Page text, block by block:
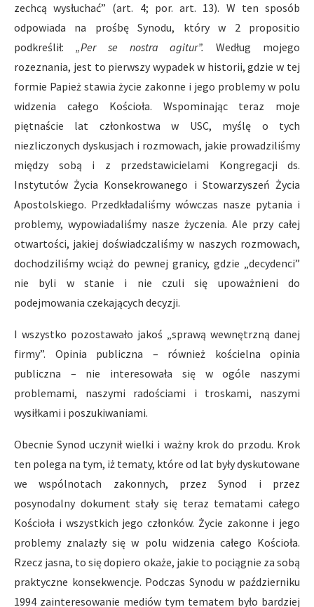
zechcą wysłuchać” (art. 4; por. art. 13). W ten sposób
odpowiada na prośbę Synodu, który w 2 propositio
podkreślił: „Per se nostra agitur”.
Według mojego
rozeznania, jest to pierwszy wypadek w historii, gdzie w tej
formie Papież stawia życie zakonne i jego problemy w polu
widzenia całego Kościoła. Wspominając teraz moje
piętnaście lat członkostwa w USC, myślę o tych
niezliczonych dyskusjach i rozmowach, jakie prowadziliśmy
między sobą i z przedstawicielami Kongregacji ds.
Instytutów Życia Konsekrowanego i Stowarzyszeń Życia
Apostolskiego. Przedkładaliśmy wówczas nasze pytania i
problemy, wypowiadaliśmy nasze życzenia. Ale przy całej
otwartości, jakiej doświadczaliśmy w naszych rozmowach,
dochodziliśmy wciąż do pewnej granicy, gdzie „decydenci”
nie byli w stanie i nie czuli się upoważnieni do
podejmowania czekających decyzji.
I wszystko pozostawało jakoś „sprawą wewnętrzną danej
firmy”. Opinia publiczna – również kościelna opinia
publiczna – nie interesowała się w ogóle naszymi
problemami, naszymi radościami i troskami, naszymi
wysiłkami i poszukiwaniami.
Obecnie Synod uczynił wielki i ważny krok do przodu. Krok
ten polega na tym, iż tematy, które od lat były dyskutowane
we wspólnotach zakonnych, przez Synod i przez
posynodalny dokument stały się teraz tematami całego
Kościoła i wszystkich jego członków. Życie zakonne i jego
problemy znalazły się w polu widzenia całego Kościoła.
Rzecz jasna, to się dopiero okaże, jakie to pociągnie za sobą
praktyczne konsekwencje. Podczas Synodu w październiku
1994 zainteresowanie mediów tym tematem było bardziej